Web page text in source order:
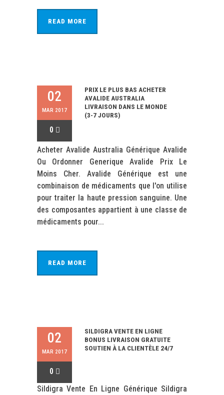
READ MORE
02
MAR 2017
0
PRIX LE PLUS BAS ACHETER
AVALIDE AUSTRALIA
LIVRAISON DANS LE MONDE
(3-7 JOURS)
Acheter Avalide Australia Générique Avalide
Ou Ordonner Generique Avalide Prix Le
Moins Cher. Avalide Générique est une
combinaison de médicaments que l'on utilise
pour traiter la haute pression sanguine. Une
des composantes appartient à une classe de
médicaments pour...
READ MORE
02
MAR 2017
0
SILDIGRA VENTE EN LIGNE
BONUS LIVRAISON GRATUITE
SOUTIEN À LA CLIENTÈLE 24/7
Sildigra Vente En Ligne Générique Sildigra